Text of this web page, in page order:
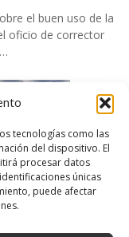
tecnologías como las
del dispositivo. El
procesar datos
únicas
puede afectar
el buen uso de la
oficio de corrector
realizar esos